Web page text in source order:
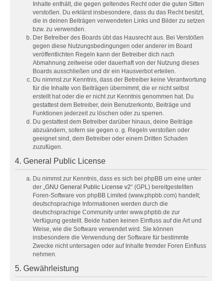
Inhalte enthält, die gegen geltendes Recht oder die guten Sitten
verstoßen. Du erklärst insbesondere, dass du das Recht besitzt,
die in deinen Beiträgen verwendeten Links und Bilder zu setzen
bzw. zu verwenden.
Der Betreiber des Boards übt das Hausrecht aus. Bei Verstößen
gegen diese Nutzungsbedingungen oder anderer im Board
veröffentlichten Regeln kann der Betreiber dich nach
Abmahnung zeitweise oder dauerhaft von der Nutzung dieses
Boards ausschließen und dir ein Hausverbot erteilen.
Du nimmst zur Kenntnis, dass der Betreiber keine Verantwortung
für die Inhalte von Beiträgen übernimmt, die er nicht selbst
erstellt hat oder die er nicht zur Kenntnis genommen hat. Du
gestattest dem Betreiber, dein Benutzerkonto, Beiträge und
Funktionen jederzeit zu löschen oder zu sperren.
Du gestattest dem Betreiber darüber hinaus, deine Beiträge
abzuändern, sofern sie gegen o. g. Regeln verstoßen oder
geeignet sind, dem Betreiber oder einem Dritten Schaden
zuzufügen.
4. General Public License
Du nimmst zur Kenntnis, dass es sich bei phpBB um eine unter
der „GNU General Public License v2“ (GPL) bereitgestellten
Foren-Software von phpBB Limited (www.phpbb.com) handelt;
deutschsprachige Informationen werden durch die
deutschsprachige Community unter www.phpbb.de zur
Verfügung gestellt. Beide haben keinen Einfluss auf die Art und
Weise, wie die Software verwendet wird. Sie können
insbesondere die Verwendung der Software für bestimmte
Zwecke nicht untersagen oder auf Inhalte fremder Foren Einfluss
nehmen.
5. Gewährleistung